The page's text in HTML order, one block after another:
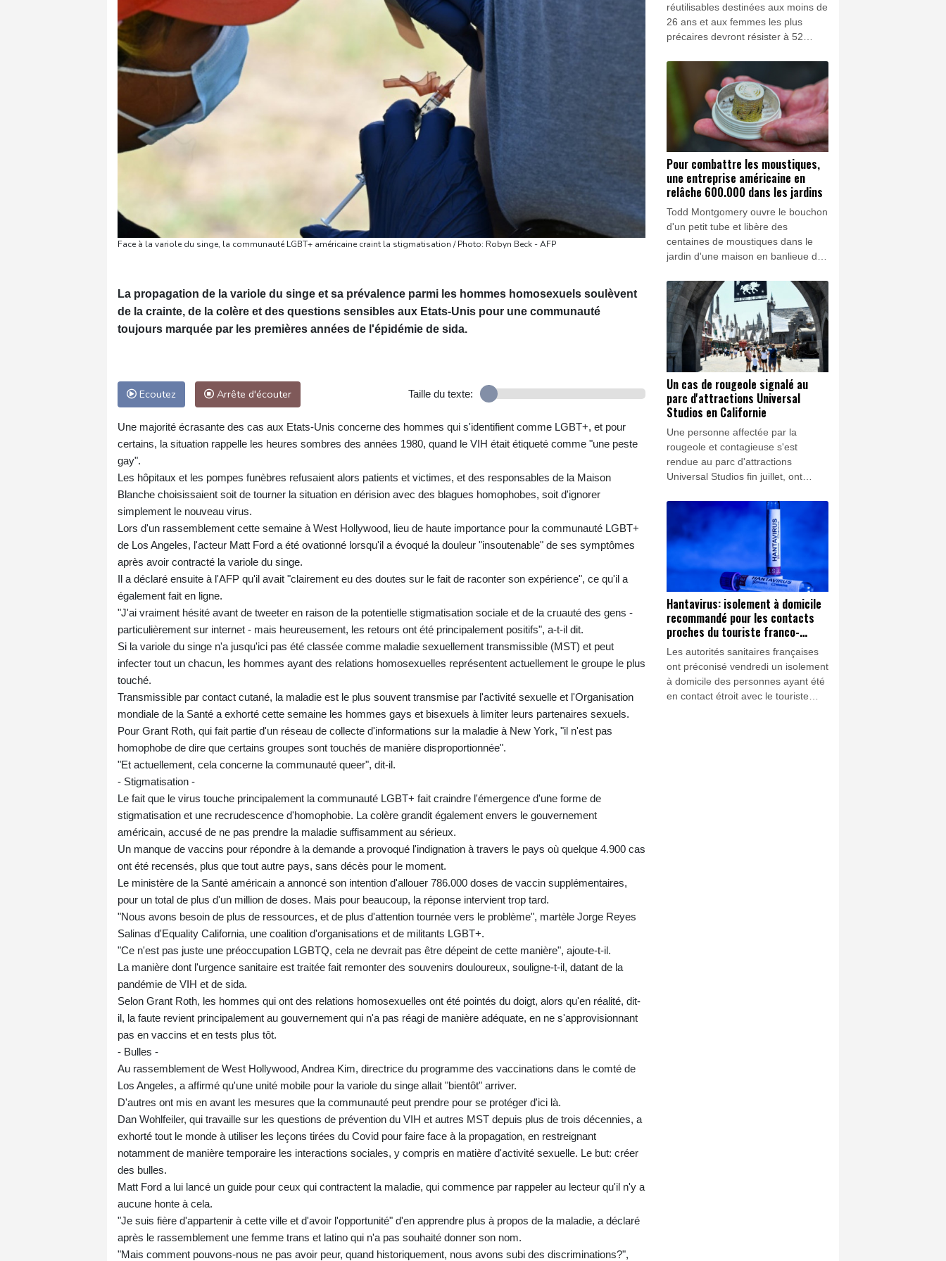
Face à la variole du singe, la communauté LGBT+ américaine craint la stigmatisation / Photo: Robyn Beck - AFP
La propagation de la variole du singe et sa prévalence parmi les hommes homosexuels soulèvent
de la crainte, de la colère et des questions sensibles aux Etats-Unis pour une communauté
toujours marquée par les premières années de l'épidémie de sida.
Ecoutez Arrête d'écouter Taille du texte:
Une majorité écrasante des cas aux Etats-Unis concerne des hommes qui s'identifient comme LGBT+, et pour
certains, la situation rappelle les heures sombres des années 1980, quand le VIH était étiqueté comme "une peste
gay".
Les hôpitaux et les pompes funèbres refusaient alors patients et victimes, et des responsables de la Maison
Blanche choisissaient soit de tourner la situation en dérision avec des blagues homophobes, soit d'ignorer
simplement le nouveau virus.
Lors d'un rassemblement cette semaine à West Hollywood, lieu de haute importance pour la communauté LGBT+
de Los Angeles, l'acteur Matt Ford a été ovationné lorsqu'il a évoqué la douleur "insoutenable" de ses symptômes
après avoir contracté la variole du singe.
Il a déclaré ensuite à l'AFP qu'il avait "clairement eu des doutes sur le fait de raconter son expérience", ce qu'il a
également fait en ligne.
"J'ai vraiment hésité avant de tweeter en raison de la potentielle stigmatisation sociale et de la cruauté des gens -
particulièrement sur internet - mais heureusement, les retours ont été principalement positifs", a-t-il dit.
Si la variole du singe n'a jusqu'ici pas été classée comme maladie sexuellement transmissible (MST) et peut
infecter tout un chacun, les hommes ayant des relations homosexuelles représentent actuellement le groupe le plus
touché.
Transmissible par contact cutané, la maladie est le plus souvent transmise par l'activité sexuelle et l'Organisation
mondiale de la Santé a exhorté cette semaine les hommes gays et bisexuels à limiter leurs partenaires sexuels.
Pour Grant Roth, qui fait partie d'un réseau de collecte d'informations sur la maladie à New York, "il n'est pas
homophobe de dire que certains groupes sont touchés de manière disproportionnée".
"Et actuellement, cela concerne la communauté queer", dit-il.
- Stigmatisation -
Le fait que le virus touche principalement la communauté LGBT+ fait craindre l'émergence d'une forme de
stigmatisation et une recrudescence d'homophobie. La colère grandit également envers le gouvernement
américain, accusé de ne pas prendre la maladie suffisamment au sérieux.
Un manque de vaccins pour répondre à la demande a provoqué l'indignation à travers le pays où quelque 4.900 cas
ont été recensés, plus que tout autre pays, sans décès pour le moment.
Le ministère de la Santé américain a annoncé son intention d'allouer 786.000 doses de vaccin supplémentaires,
pour un total de plus d'un million de doses. Mais pour beaucoup, la réponse intervient trop tard.
"Nous avons besoin de plus de ressources, et de plus d'attention tournée vers le problème", martèle Jorge Reyes
Salinas d'Equality California, une coalition d'organisations et de militants LGBT+.
"Ce n'est pas juste une préoccupation LGBTQ, cela ne devrait pas être dépeint de cette manière", ajoute-t-il.
La manière dont l'urgence sanitaire est traitée fait remonter des souvenirs douloureux, souligne-t-il, datant de la
pandémie de VIH et de sida.
Selon Grant Roth, les hommes qui ont des relations homosexuelles ont été pointés du doigt, alors qu'en réalité, dit-
il, la faute revient principalement au gouvernement qui n'a pas réagi de manière adéquate, en ne s'approvisionnant
pas en vaccins et en tests plus tôt.
- Bulles -
Au rassemblement de West Hollywood, Andrea Kim, directrice du programme des vaccinations dans le comté de
Los Angeles, a affirmé qu'une unité mobile pour la variole du singe allait "bientôt" arriver.
D'autres ont mis en avant les mesures que la communauté peut prendre pour se protéger d'ici là.
Dan Wohlfeiler, qui travaille sur les questions de prévention du VIH et autres MST depuis plus de trois décennies, a
exhorté tout le monde à utiliser les leçons tirées du Covid pour faire face à la propagation, en restreignant
notamment de manière temporaire les interactions sociales, y compris en matière d'activité sexuelle. Le but: créer
des bulles.
Matt Ford a lui lancé un guide pour ceux qui contractent la maladie, qui commence par rappeler au lecteur qu'il n'y a
aucune honte à cela.
"Je suis fière d'appartenir à cette ville et d'avoir l'opportunité" d'en apprendre plus à propos de la maladie, a déclaré
après le rassemblement une femme trans et latino qui n'a pas souhaité donner son nom.
"Mais comment pouvons-nous ne pas avoir peur, quand historiquement, nous avons subi des discriminations?",
réutilisables destinées aux moins de
26 ans et aux femmes les plus
précaires devront résister à 52
couches pour pouvoir être
remboursées par l’Assurance
maladie, selon un cahier des
charges publié vendredi au Journal
officiel.
Pour combattre les moustiques,
une entreprise américaine en
relâche 600.000 dans les jardins
Todd Montgomery ouvre le bouchon
d'un petit tube et libère des
centaines de moustiques dans le
jardin d'une maison en banlieue de
Un cas de rougeole signalé au
parc d'attractions Universal
Studios en Californie
Une personne affectée par la
rougeole et contagieuse s'est
rendue au parc d'attractions
Universal Studios fin juillet, ont
comté de Los Angeles, en plein
retour en force de cette maladie
grave aux Etats-Unis.
Hantavirus: isolement à domicile
recommandé pour les contacts
proches du touriste franco-
argentin
Les autorités sanitaires françaises
ont préconisé vendredi un isolement
à domicile des personnes ayant été
en contact étroit avec le touriste